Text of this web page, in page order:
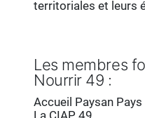
territoriales et leurs
Les membres
Nourrir 49 :
Accueil Paysan
La CIAP 49